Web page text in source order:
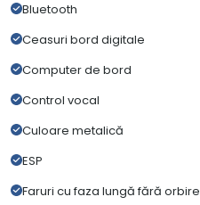
Bluetooth
Ceasuri bord digitale
Computer de bord
Control vocal
Culoare metalică
ESP
Faruri cu faza lungă fără orbire